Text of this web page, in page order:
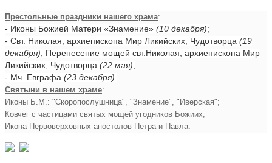
Престольные праздники нашего храма:
- Иконы Божией Матери «Знамение» (10 декабря);
- Свт. Николая, архиепископа Мир Ликийских, Чудотворца (19
декабря); Перенесение мощей свт.Николая, архиепископа Мир
Ликийских, Чудотворца (22 мая);
- Мч. Евграфа (23 декабря)
Святыни в нашем храме:
Иконы Б.М.: "Скоропослушница", "Знамение", "Иверская";
Ковчег с частицами святых мощей угодников Божиих;
Икона Первоверховных апостолов Петра и Павла.